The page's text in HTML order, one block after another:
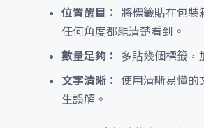
位置醒目：
將標籤貼在包裝
任何角度都能清楚看到。
數量足夠：
多貼幾個標籤，
文字清晰： 使用清晰易懂的
生誤解。